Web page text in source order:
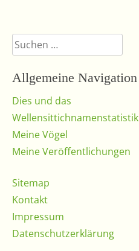
Suchen
nach:
Allgemeine Navigation
Dies und das
Wellensittichnamenstatistik
Meine Vögel
Meine Veröffentlichungen
Sitemap
Kontakt
Impressum
Datenschutzerklärung